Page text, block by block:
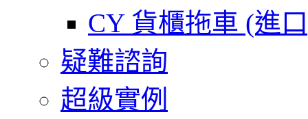
CY 貨櫃拖車 (進
疑難諮詢
超級實例